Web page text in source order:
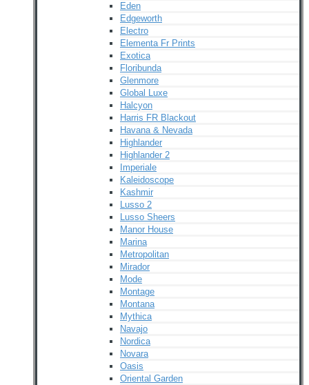
Eden
Edgeworth
Electro
Elementa Fr Prints
Exotica
Floribunda
Glenmore
Global Luxe
Halcyon
Harris FR Blackout
Havana & Nevada
Highlander
Highlander 2
Imperiale
Kaleidoscope
Kashmir
Lusso 2
Lusso Sheers
Manor House
Marina
Metropolitan
Mirador
Mode
Montage
Montana
Mythica
Navajo
Nordica
Novara
Oasis
Oriental Garden